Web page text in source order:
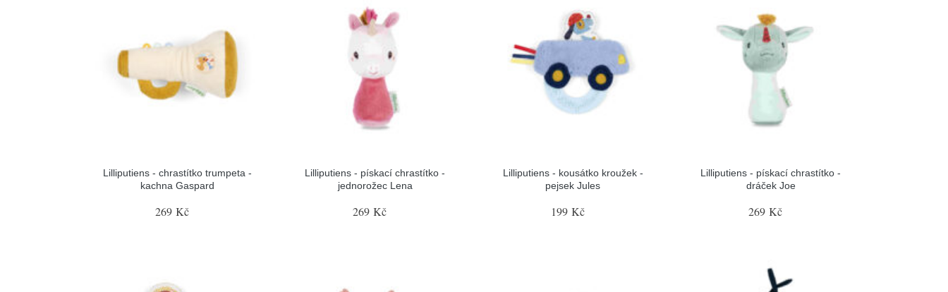
Lilliputiens - chrastítko trumpeta -
kachna Gaspard
269 Kč
Lilliputiens - pískací chrastítko -
jednorožec Lena
269 Kč
Lilliputiens - kousátko kroužek -
pejsek Jules
199 Kč
Lilliputiens - pískací chrastítko -
dráček Joe
269 Kč